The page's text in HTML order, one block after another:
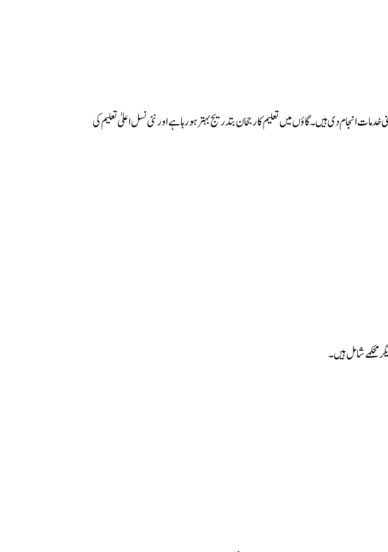
انجام دی ہیں۔ گاؤں میں تعلیم کا رجحان بتدریج بہتر ہو رہا ہے اور نئی نسل اعلیٰ تعلیم کی
محکمے شامل ہیں۔